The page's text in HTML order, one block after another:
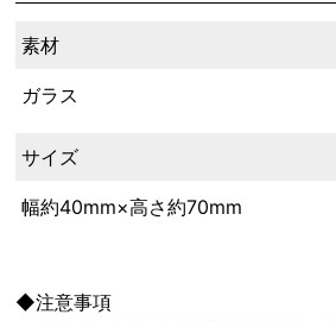
素材
ガラス
サイズ
幅約40mm×高さ約70mm
◆注意事項